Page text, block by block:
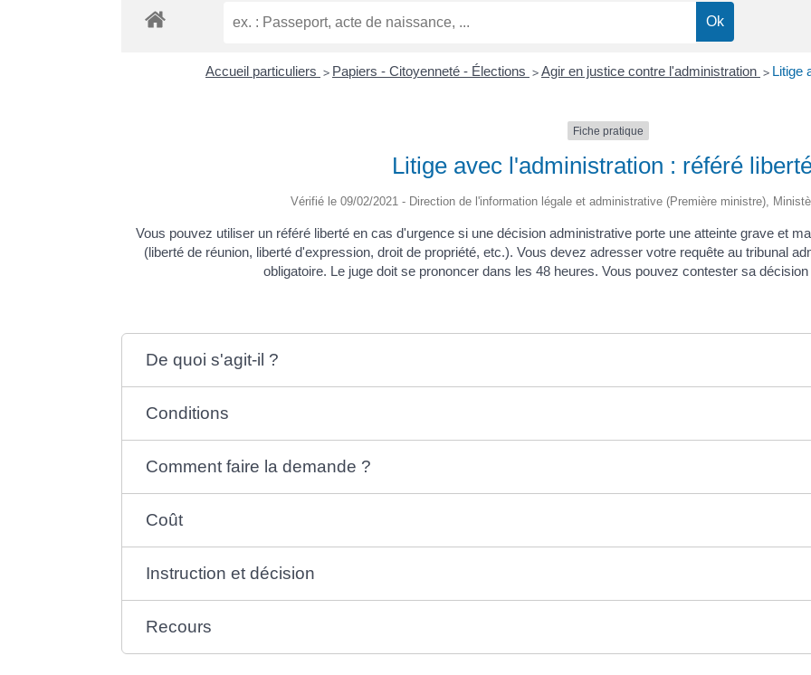
Accueil particuliers > Papiers - Citoyenneté - Élections > Agir en justice contre l'administration > Litige
Fiche pratique
Litige avec l'administration : référé
Vérifié le 09/02/2021 - Direction de l'information légale et administrative (Première ministre),
Vous pouvez utiliser un référé liberté en cas d'urgence si une décision administrative porte une atteinte grave et
(liberté de réunion, liberté d'expression, droit de propriété, etc.). Vous devez adresser votre requête au tribunal
obligatoire. Le juge doit se prononcer dans les 48 heures. Vous pouvez contester sa
De quoi s'agit-il ?
Conditions
Comment faire la demande ?
Coût
Instruction et décision
Recours